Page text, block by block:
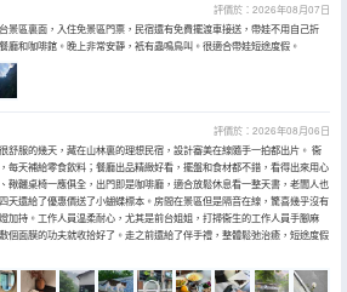
評價於：2026年08月07日
景區裏面，入住免景區門票，民宿還有免費擺渡車接送，帶娃不用自己折
廳和咖啡館。晚上非常安靜，衹有蟲鳴鳥叫。很適合帶娃短途度假。
評價於：2026年08月06日
舒服的幾天，藏在山林裏的理想民宿，設計審美在線隨手一拍都出片。 衞
每天補給零食飲料；餐廳出品精緻好看，擺盤和食材都不錯，看得出來用心
鞦韆桌椅一應俱全，出門即是咖啡廳，適合放鬆休息看一整天書，老闆人也
天還給了優惠價送了小蝴蝶標本。房間在景區但是隔音在線，驚喜幾乎沒有
加持。工作人員温柔耐心，尤其是前台姐姐，打掃衞生的工作人員手腳麻
個面膜的功夫就收拾好了。走之前還給了伴手禮，整體鬆弛治癒，短途度假